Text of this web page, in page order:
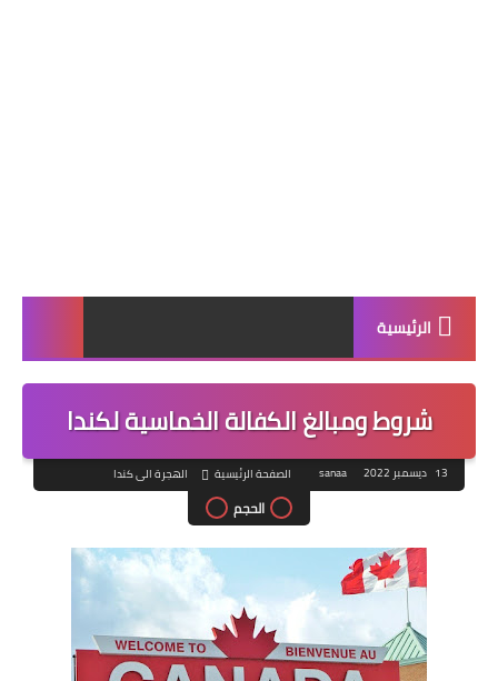
الرئيسية
شروط ومبالغ الكفالة الخماسية لكندا
13 ديسمبر 2022 sanaa الصفحة الرئيسية الهجرة الى كندا
الحجم